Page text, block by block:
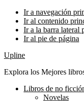
Ir a navegación
Ir al contenido
Ir a la barra lateral
Ir al pie de página
Upline
Explora los Mejores
Libros de no
Novelas